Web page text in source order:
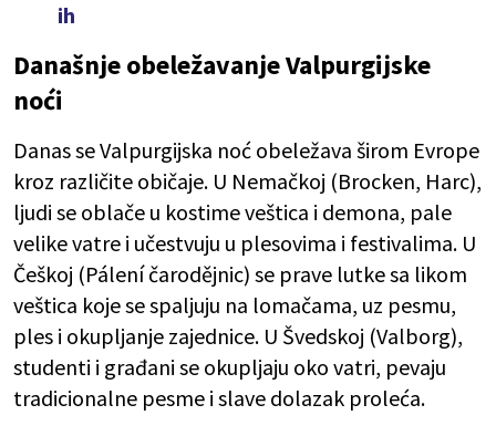
ih
Današnje obeležavanje Valpurgijske
noći
Danas se Valpurgijska noć obeležava širom Evrope
kroz različite običaje. U Nemačkoj (Brocken, Harc),
ljudi se oblače u kostime veštica i demona, pale
velike vatre i učestvuju u plesovima i festivalima. U
Češkoj (Pálení čarodějnic) se prave lutke sa likom
veštica koje se spaljuju na lomačama, uz pesmu,
ples i okupljanje zajednice. U Švedskoj (Valborg),
studenti i građani se okupljaju oko vatri, pevaju
tradicionalne pesme i slave dolazak proleća.